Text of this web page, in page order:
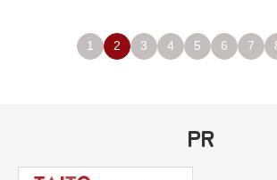
1 2 3 4 5 6 7
PR